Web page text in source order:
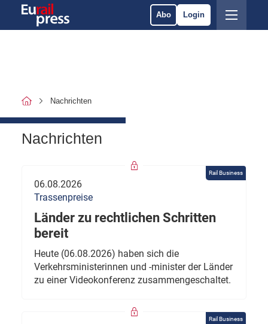
Abo Login
Nachrichten
Nachrichten
Rail Business
06.08.2026
Trassenpreise
Länder zu rechtlichen Schritten
bereit
Heute (06.08.2026) haben sich die
Verkehrsministerinnen und -minister der Länder
zu einer Videokonferenz zusammengeschaltet.
Rail Business